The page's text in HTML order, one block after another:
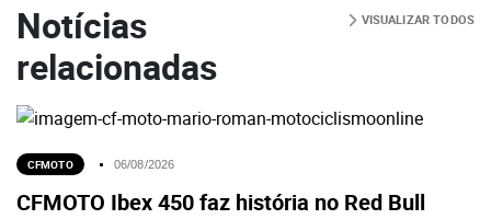
Notícias
relacionadas
VISUALIZAR TODOS
CFMOTO 06/08/2026
CFMOTO Ibex 450 faz história no Red Bull